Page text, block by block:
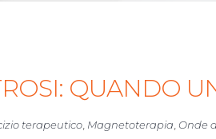
QUANDO
terapeutico Magnetoterapia Onde